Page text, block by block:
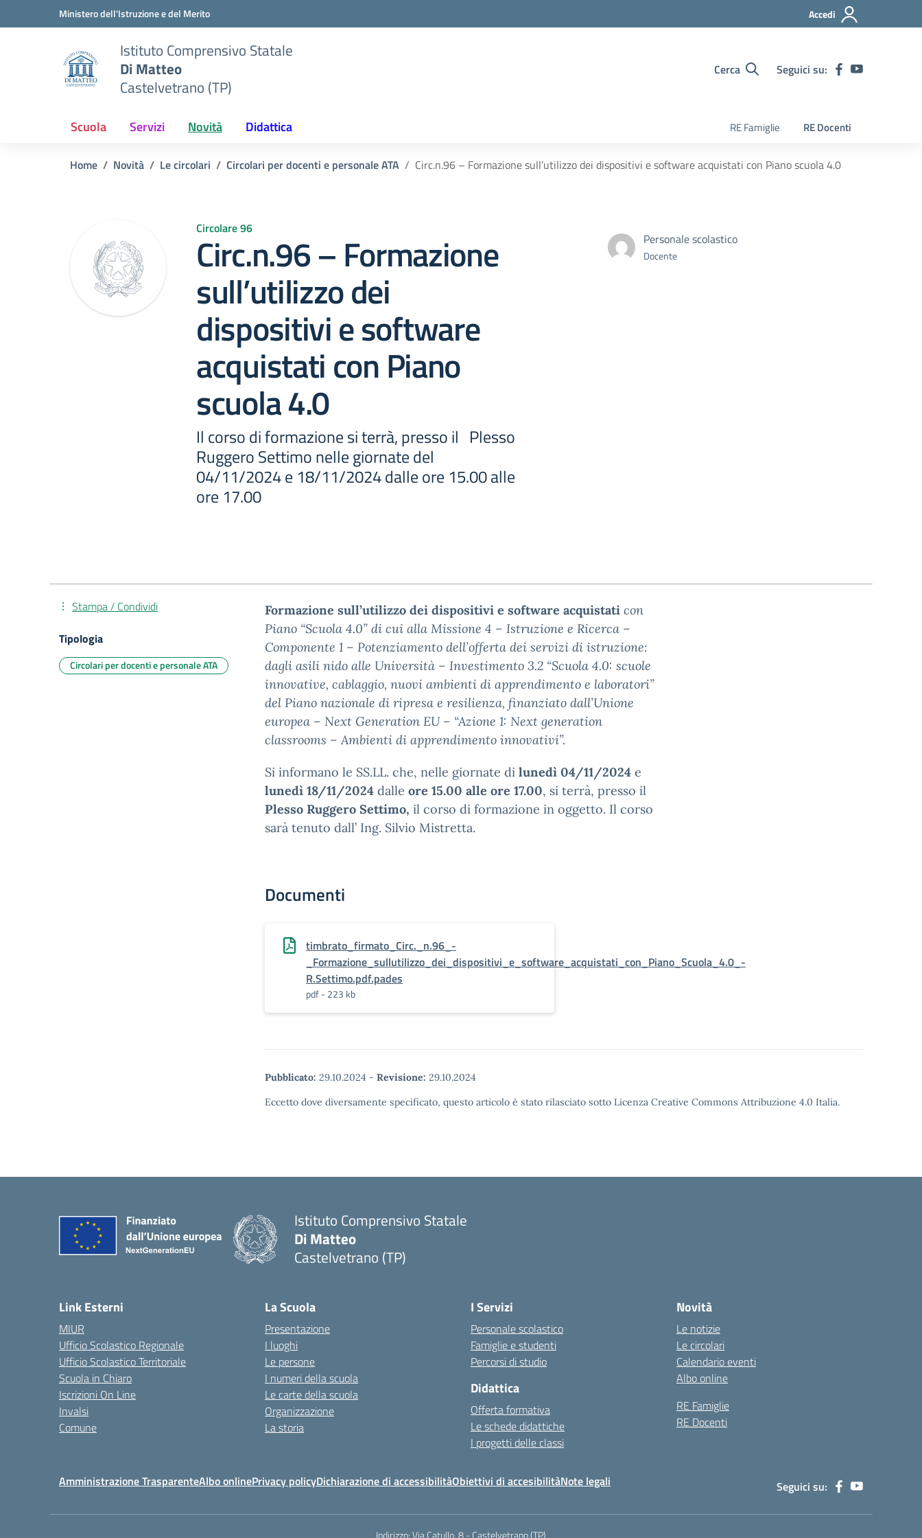
Vai ai contenuti
Vai al menu di navigazioneMinistero dell'Istruzione e del Merito Accedi
Istituto Comprensivo Statale
Di Matteo
Castelvetrano (TP)
Cerca Seguici su:
Scuola Servizi Novità Didattica RE Famiglie RE Docenti
Home Novità Le circolari Circolari per docenti e personale ATA Circ.n.96 – Formazione sull’utilizzo dei dispositivi e software acquistati con Piano scuola 4.0
Circolare 96
Circ.n.96 – Formazione
sull’utilizzo dei
dispositivi e software
acquistati con Piano
scuola 4.0
Il corso di formazione si terrà, presso il Plesso
Ruggero Settimo nelle giornate del
04/11/2024 e 18/11/2024 dalle ore 15.00 alle
ore 17.00
Personale scolastico
Docente
Formazione sull’utilizzo dei dispositivi e software acquistati con
Piano “Scuola 4.0” di cui alla Missione 4 – Istruzione e Ricerca –
Componente 1 – Potenziamento dell’offerta dei servizi di istruzione:
dagli asili nido alle Università – Investimento 3.2 “Scuola 4.0: scuole
innovative, cablaggio, nuovi ambienti di apprendimento e laboratori”
del Piano nazionale di ripresa e resilienza, finanziato dall’Unione
europea – Next Generation EU – “Azione 1: Next generation
classrooms – Ambienti di apprendimento innovativi”.
Si informano le SS.LL. che, nelle giornate di lunedì 04/11/2024 e
lunedì 18/11/2024 dalle ore 15.00 alle ore 17.00, si terrà, presso il
Plesso Ruggero Settimo, il corso di formazione in oggetto. Il corso
sarà tenuto dall’ Ing. Silvio Mistretta.
Documenti
timbrato_firmato_Circ._n.96_-
_Formazione_sullutilizzo_dei_dispositivi_e_software_acquistati_con_Piano_Scuola_4.0_-
R.Settimo.pdf.pades
pdf - 223 kb
Pubblicato: 29.10.2024 - Revisione: 29.10.2024
Eccetto dove diversamente specificato, questo articolo è stato rilasciato sotto Licenza Creative Commons Attribuzione 4.0 Italia.
Stampa / Condividi
Tipologia
Circolari per docenti e personale ATA
Istituto Comprensivo Statale
Di Matteo
Castelvetrano (TP)
Link Esterni
MIUR
Ufficio Scolastico Regionale
Ufficio Scolastico Territoriale
Scuola in Chiaro
Iscrizioni On Line
Invalsi
Comune
La Scuola
Presentazione
I luoghi
Le persone
I numeri della scuola
Le carte della scuola
Organizzazione
La storia
I Servizi
Personale scolastico
Famiglie e studenti
Percorsi di studio
Didattica
Offerta formativa
Le schede didattiche
I progetti delle classi
Novità
Le notizie
Le circolari
Calendario eventi
Albo online
RE Famiglie
RE Docenti
Amministrazione TrasparenteAlbo onlinePrivacy policyDichiarazione di accessibilitàObiettivi di accesibilitàNote legali Seguici su:
Indirizzo:Via Catullo, 8 - Castelvetrano (TP)